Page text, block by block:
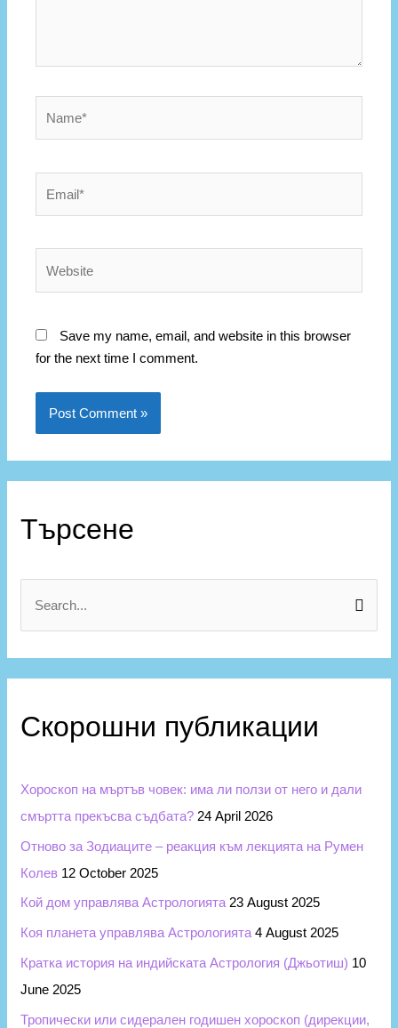
Save my name, email, and website in this browser
for the next time I comment.
Търсене
Скорошни публикации
Хороскоп на мъртъв човек: има ли ползи от него и дали
смъртта прекъсва съдбата? 24 April 2026
Отново за Зодиаците – реакция към лекцията на Румен
Колев 12 October 2025
Кой дом управлява Астрологията 23 August 2025
Коя планета управлява Астрологията 4 August 2025
Кратка история на индийската Астрология (Джьотиш) 10
June 2025
Тропически или сидерален годишен хороскоп (дирекции,